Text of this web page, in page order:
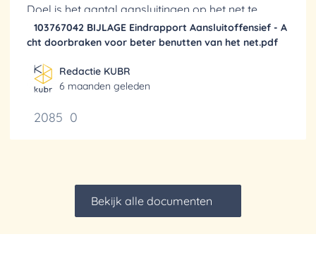
Doel is het aantal aansluitingen op het net te
verhogen.
103767042 BIJLAGE Eindrapport Aansluitoffensief - A
cht doorbraken voor beter benutten van het net.pdf
Redactie KUBR
6 maanden geleden
2085 0
Bekijk alle documenten